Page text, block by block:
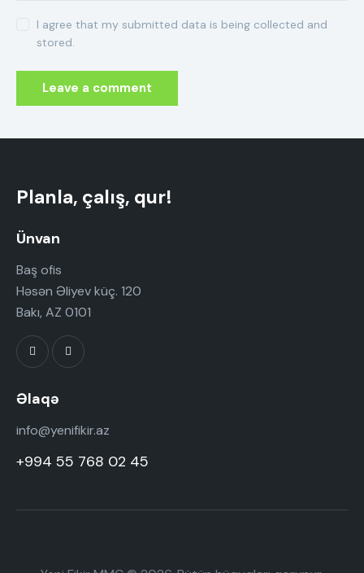
I agree that my submitted data is being collected and
stored.
Planla, çalış, qur!
Ünvan
Baş ofis
Həsən Əliyev küç. 120
Bakı, AZ 0101
Əlaqə
info@yenifikir.az
+994 55 768 02 45